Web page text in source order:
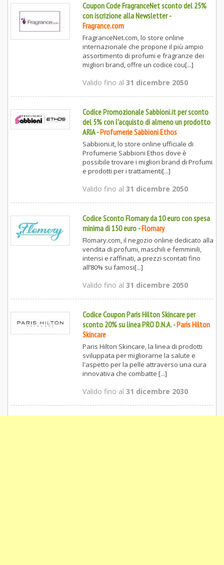
Coupon Code FragranceNet sconto del 25%
con iscrizione alla Newsletter-
Fragrance.com
FragranceNet.com, lo store online
internazionale che propone il più ampio
assortimento di profumi e fragranze dei
migliori brand, offre un codice cou[...]
Valido fino al 31 dicembre 2050
Codice Promozionale Sabbioni.it per sconto
del 5% con l'acquisto di almeno un prodotto
ARIA-Profumerie Sabbioni Ethos
Sabbioni.it, lo store online ufficiale di
Profumerie Sabbioni Ethos dove è
possibile trovare i migliori brand di Profumi
e prodotti per i trattamenti[...]
Valido fino al 31 dicembre 2050
Codice Sconto Flomary da 10 euro con spesa
minima di 150 euro-Flomary
Flomary.com, il negozio online dedicato alla
vendita di profumi, maschili e femminili,
intensi e raffinati, a prezzi scontati fino
all’80% su famosi[...]
Valido fino al 31 dicembre 2050
Codice Coupon Paris Hilton Skincare per
sconto 20% su linea PRO D.N.A.-Paris Hilton
Skincare
Paris Hilton Skincare, la linea di prodotti
sviluppata per migliorarne la salute e
l'aspetto per la pelle attraverso una cura
innovativa che combatte [...]
Valido fino al 31 dicembre 2030